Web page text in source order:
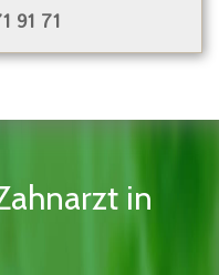
91 71
in